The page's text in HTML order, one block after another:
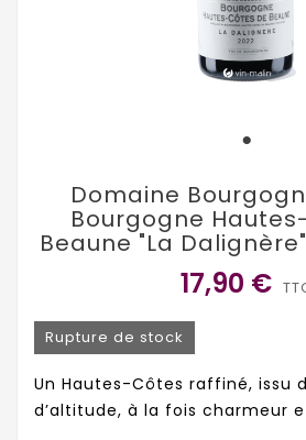
Domaine
Bourgogne
Beaune "La
17,90 €
Rupture de stock
Un Hautes-Côtes raffiné, issu
d’altitude, à la fois charmeur